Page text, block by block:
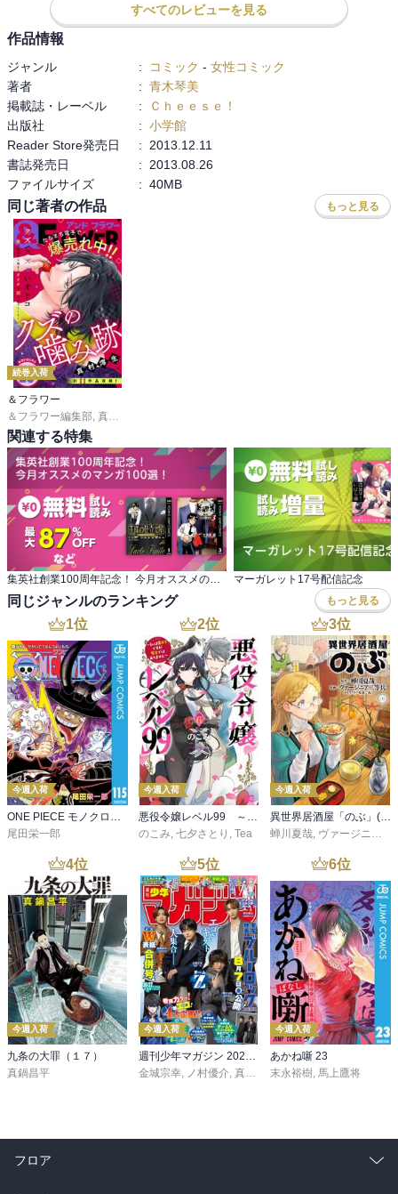
しかしこの成功が、デビュー直後のMUSH&Co.を早くも解散の危機
へと導く!?
…正直ユウちゃんとソーちゃんより、二人の親たちの方が見ててよ
っぽど可哀想だったよ、ホント。(ノД`)
そして、一方的にリコと張り合って、アキの新曲を台無しにしてし
まった茉莉さん。
そこに垣間見えた、茉莉さんの“弱さ”と悲惨な生い立ち…さすがに4
歳のサバ読みは衝撃だったけど!!Σ(ﾟДﾟﾉ)ﾉ
別にそこまであくどい女性じゃないと思うんだけどなぁ、どうにも
みんな茉莉さんに冷たい気がするよ。
個人的には、やっぱり高樹さんに茉莉さんを支えてほしい‥んだけ
ど、もちろん妻子は絶対大事なので、せめて社長の務めとして、ね
☆
長浜さんの生真面目キャラは結構すきなので、正反対の瞬とくっつ
いたら面白いんじゃないかな♪って思うんだけど…まさかの心也なの
か??
次巻は、リコがクリプレの全国ツアーに飛入り参加!?
また、表面上は芸能人の先輩風を吹かせつつも、わかりやすくリコ
にご執心なシバケンの動きも気になるところw
11-12巻と鳴りをひそめていた、寺田さんの次なる手にも注目！
すべてのレビューを見る
作品情報
ジャンル : コミック - 女性コミック
著者
: 青木琴美
掲載誌・レーベル
:
Ｃｈｅｅｓｅ！
出版社
: 小学館
Reader Store発売日
:
2013.12.11
書誌発売日
:
2013.08.26
ファイルサイズ
: 40MB
同じ著者の作品 もっと見る
続巻入荷
＆フラワー
＆フラワー編集部, 真村澪生
関連する特集
集英社創業100周年記念！ 今月オススメのマンガ100選！ マーガレット17号配信記念
同じジャンルのランキング もっと見る
1位
今週入荷
尾田栄一郎
2位
今週入荷
のこみ 七夕さとり Tea
3位
今週入荷
蝉川夏哉 ヴァージニア二等兵
4位
今週入荷
九条の大罪（１７）
真鍋昌平
5位
今週入荷
週刊少年マガジン 2026年36・37号[2026年8月5日発売]
金城宗幸, ノ村優介, 真島ヒロ ,宮島礼吏,新川直司
6位
今週入荷
あかね噺 23
末永裕樹, 馬上鷹将
フロア